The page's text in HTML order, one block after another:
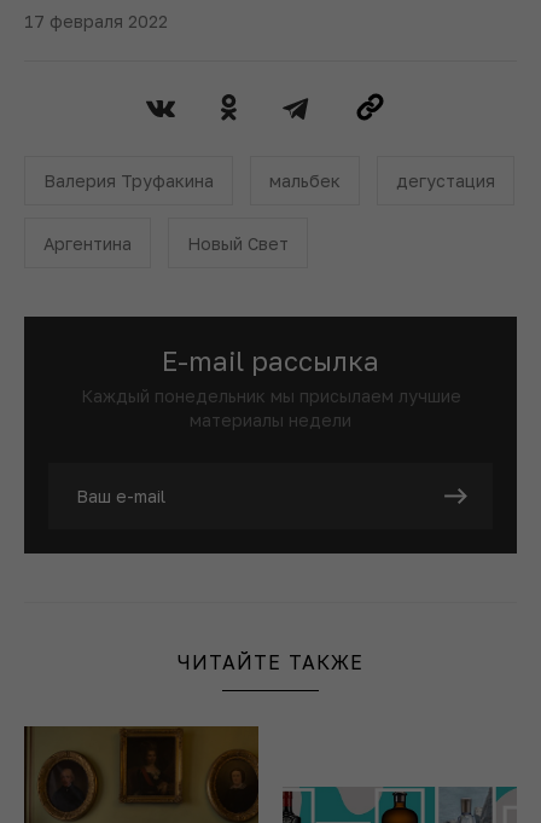
17 февраля 2022
Валерия Труфакина мальбек дегустация
Аргентина Новый Свет
E-mail рассылка
Каждый понедельник мы присылаем лучшие
материалы недели
ЧИТАЙТЕ ТАКЖЕ